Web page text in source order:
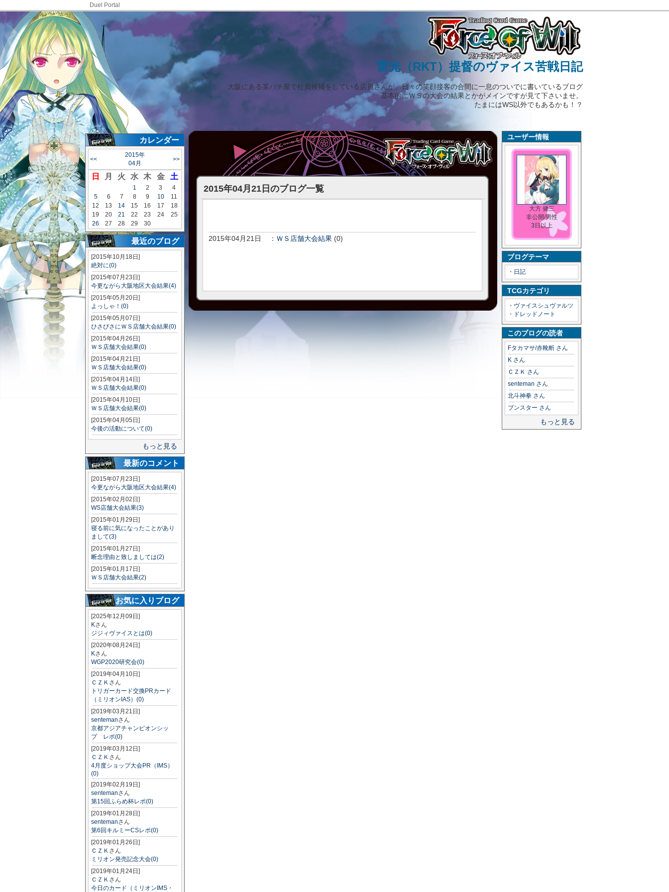
Duel Portal
雷光（RKT）提督のヴァイス苦戦日記
大阪にある某パチ屋で社員候補をしている店員さんが、日々の笑顔接客の合間に一息のついでに書いているブログ
基本的にＷＳの大会の結果とかがメインですが見て下さいませ。
たまにはWS以外でもあるかも！？
カレンダー
<<
2015年
04月
>>
日 月 火 水 木 金 土
1 2 3
4
5
6 7 8 9 10
11
12
13 14 15 16 17
18
19
20 21 22 23 24
25
26
27 28 29 30
最近のブログ
[2015年10月18日]
絶対に(0)
[2015年07月23日]
今更ながら大阪地区大会結果(4)
[2015年05月20日]
よっしゃ！(0)
[2015年05月07日]
ひさびさにＷＳ店舗大会結果(0)
[2015年04月26日]
ＷＳ店舗大会結果(0)
[2015年04月21日]
ＷＳ店舗大会結果(0)
[2015年04月14日]
ＷＳ店舗大会結果(0)
[2015年04月10日]
ＷＳ店舗大会結果(0)
[2015年04月05日]
今後の活動について(0)
もっと見る
最新のコメント
[2015年07月23日]
今更ながら大阪地区大会結果(4)
[2015年02月02日]
WS店舗大会結果(3)
[2015年01月29日]
寝る前に気になったことがあり
まして(3)
[2015年01月27日]
断念理由と致しましては(2)
[2015年01月17日]
ＷＳ店舗大会結果(2)
お気に入りブログ
[2025年12月09日]
Kさん
ジジィヴァイスとは(0)
[2020年08月24日]
Kさん
WGP2020研究会(0)
[2019年04月10日]
ＣＺＫ さん
トリガーカード交換PRカード
（ミリオンIAS）(0)
[2019年03月21日]
sentemanさん
京都アジアチャンピオンシッ
プ レポ(0)
[2019年03月12日]
ＣＺＫ さん
4月度ショップ大会PR（IMS）
(0)
[2019年02月19日]
sentemanさん
第15回ふらめ杯レポ(0)
[2019年01月28日]
sentemanさん
第6回キルミーCSレポ(0)
[2019年01月26日]
ＣＺＫ さん
ミリオン発売記念大会(0)
[2019年01月24日]
ＣＺＫ さん
今日のカード（ミリオンIMS・
ユーザー情報
大方 健三
非公開/男性
3日以上
ブログテーマ
・ 日記
TCGカテゴリ
・ ヴァイスシュヴァルツ
・
ドレッドノート
このブログの読者
Fタカマサ/赤靴斬 さん
K さん
ＣＺＫ さん
senteman さん
北斗神拳 さん
ブンスター さん
もっと見る
2015年04月21日のブログ一覧
2015年04月21日 ： ＷＳ店舗大会結果 (0)